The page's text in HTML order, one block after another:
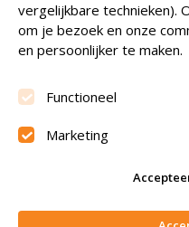
Niet
© Copyright 2026
vergelijkbare technieken).
om je bezoek en onze
en persoonlijker te maken.
Functioneel
Marketing